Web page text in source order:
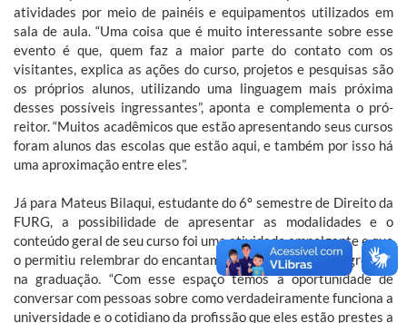
atividades por meio de painéis e equipamentos utilizados em
sala de aula. “Uma coisa que é muito interessante sobre esse
evento é que, quem faz a maior parte do contato com os
visitantes, explica as ações do curso, projetos e pesquisas são
os próprios alunos, utilizando uma linguagem mais próxima
desses possíveis ingressantes”, aponta e complementa o pró-
reitor. “Muitos acadêmicos que estão apresentando seus cursos
foram alunos das escolas que estão aqui, e também por isso há
uma aproximação entre eles”.
Já para Mateus Bilaqui, estudante do 6º semestre de Direito da
FURG, a possibilidade de apresentar as modalidades e o
conteúdo geral de seu curso foi uma atividade empolgante e que
o permitiu relembrar do encantamento que sentiu ao ingressar
na graduação. “Com esse espaço temos a oportunidade de
conversar com pessoas sobre como verdadeiramente funciona a
universidade e o cotidiano da profissão que eles estão prestes a